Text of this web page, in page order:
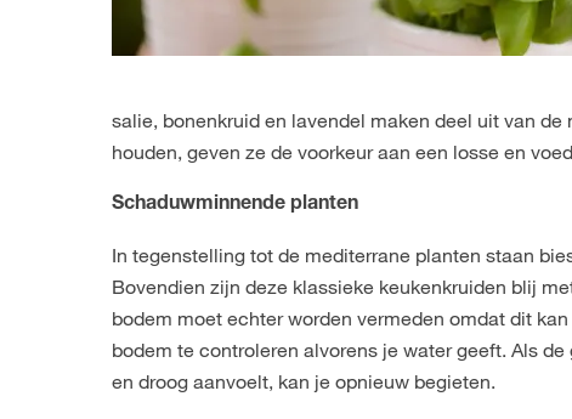
salie, bonenkruid en lavendel maken deel uit van
houden, geven ze de voorkeur aan een losse en
Schaduwminnende planten
In tegenstelling tot de mediterrane planten staan
Bovendien zijn deze klassieke keukenkruiden blij
bodem moet echter worden vermeden omdat dit
bodem te controleren alvorens je water geeft. Als
en droog aanvoelt, kan je opnieuw begieten.